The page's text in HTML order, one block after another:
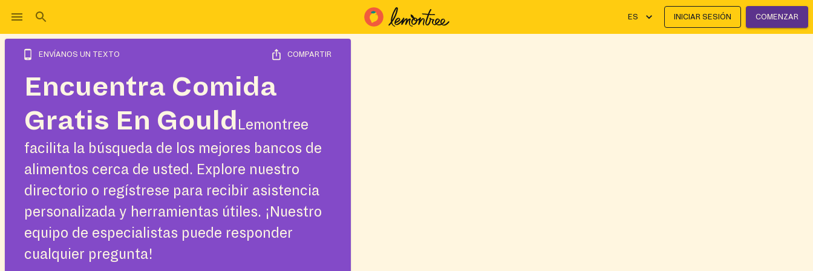
ES INICIAR SESIÓN COMENZAR
ENVÍANOS UN TEXTO COMPARTIR
Encuentra Comida
Gratis En Gould Lemontree
facilita la búsqueda de los mejores bancos de
alimentos cerca de usted. Explore nuestro
directorio o regístrese para recibir asistencia
personalizada y herramientas útiles. ¡Nuestro
equipo de especialistas puede responder
cualquier pregunta!